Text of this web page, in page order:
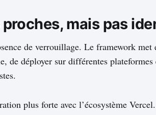
mais pas
de verrouillage. Le framework met
de déployer sur différentes
plus forte avec l’écosystème